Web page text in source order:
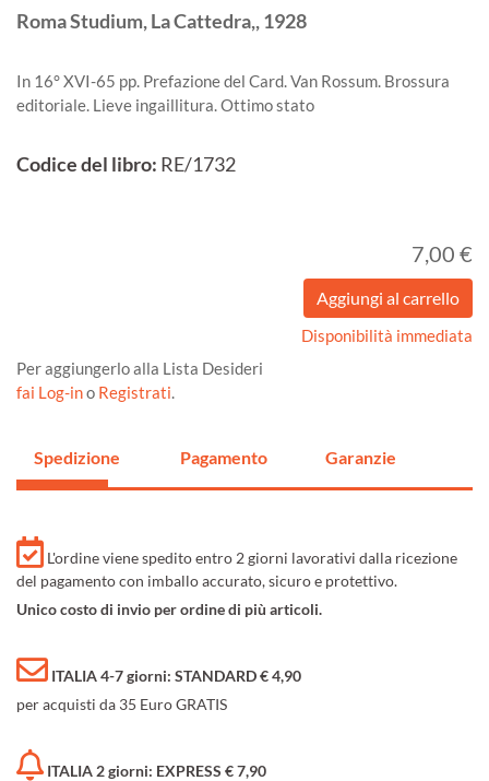
RomaStudium, La Cattedra,,1928
In 16° XVI-65 pp. Prefazione del Card. Van Rossum. Brossura
editoriale. Lieve ingaillitura. Ottimo stato
Codice del libro: RE/1732
7,00 €
Disponibilità immediata
Per aggiungerlo alla Lista Desideri
fai Log-ino Registrati
Spedizione Pagamento Garanzie
L'ordine viene spedito entro 2 giorni lavorativi dalla ricezione
del pagamento con imballo accurato, sicuro e protettivo.
Unico costo di invio per ordine di più articoli.
ITALIA 4-7 giorni: STANDARD € 4,90
per acquisti da 35 Euro GRATIS
ITALIA 2 giorni: EXPRESS € 7,90